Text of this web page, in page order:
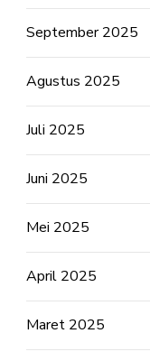
September 2025
Agustus 2025
Juli 2025
Juni 2025
Mei 2025
April 2025
Maret 2025